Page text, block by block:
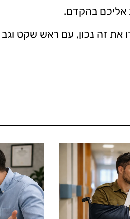
אליכם בהקדם.
את זה נכון, עם ראש שקט